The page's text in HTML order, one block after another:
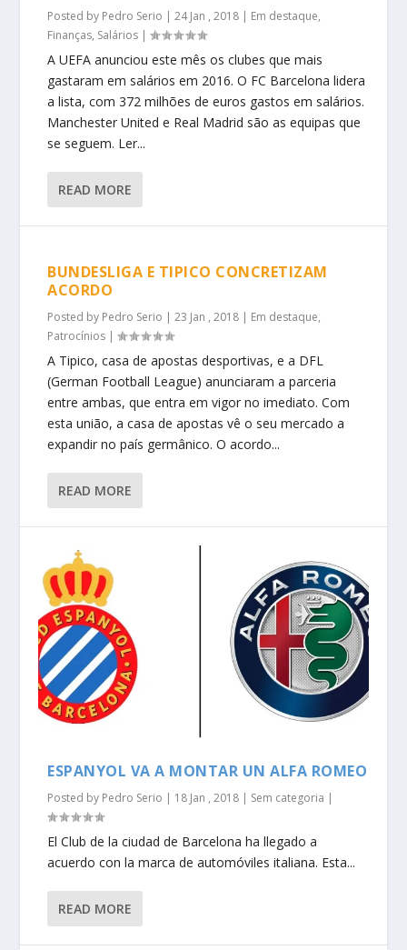
Posted by Pedro Serio |24 Jan , 2018 | Em destaque,
Finanças, Salários |
A UEFA anunciou este mês os clubes que mais
gastaram em salários em 2016. O FC Barcelona lidera
a lista, com 372 milhões de euros gastos em salários.
Manchester United e Real Madrid são as equipas que
se seguem. Ler...
READ MORE
BUNDESLIGA E TIPICO CONCRETIZAM
ACORDO
Posted by Pedro Serio |23 Jan , 2018 | Em destaque,
Patrocínios |
A Tipico, casa de apostas desportivas, e a DFL
(German Football League) anunciaram a parceria
entre ambas, que entra em vigor no imediato. Com
esta união, a casa de apostas vê o seu mercado a
expandir no país germânico. O acordo...
READ MORE
ESPANYOL VA A MONTAR UN ALFA ROMEO
Posted by Pedro Serio | 18 Jan , 2018 | Sem categoria |
El Club de la ciudad de Barcelona ha llegado a
acuerdo con la marca de automóviles italiana. Esta...
READ MORE